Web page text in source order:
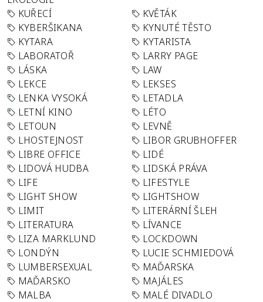
KUŘECÍ
KVĚTÁK
KYBERŠIKANA
KYNUTÉ TĚSTO
KYTARA
KYTARISTA
LABORATOŘ
LARRY PAGE
LÁSKA
LAW
LEKCE
LEKSES
LENKA VYSOKÁ
LETADLA
LETNÍ KINO
LÉTO
LETOUN
LEVNĚ
LHOSTEJNOST
LIBOR GRUBHOFFER
LIBRE OFFICE
LIDÉ
LIDOVÁ HUDBA
LIDSKÁ PRÁVA
LIFE
LIFESTYLE
LIGHT SHOW
LIGHTSHOW
LIMIT
LITERÁRNÍ ŠLEH
LITERATURA
LÍVANCE
LIZA MARKLUND
LOCKDOWN
LONDÝN
LUCIE SCHMIEDOVÁ
LUMBERSEXUAL
MAĎARSKA
MAĎARSKO
MAJÁLES
MALBA
MALÉ DIVADLO